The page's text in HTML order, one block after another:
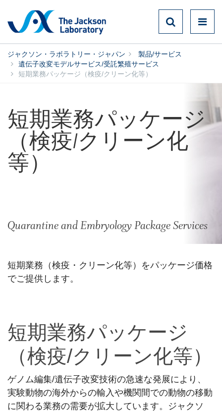
ジャクソン・ラボラトリー・ジャパン
製品/サービス
遺伝子改変モデルサービス/受託繁殖サービス
短期業務パッケージ（検疫/クリーン化等）
短期業務パッケージ
（検疫/クリーン化
等）
Quarantine and Embryology Package Services
短期業務（検疫・クリーン化等）をパッケージ価格
でご提供します。
短期業務パッケージ
（検疫/クリーン化等）
ゲノム編集/遺伝子改変技術の急速な発展により、
実験動物の海外からの輸入や機関間での動物の移動
に関わる業務の需要が拡大しています。ジャクソ